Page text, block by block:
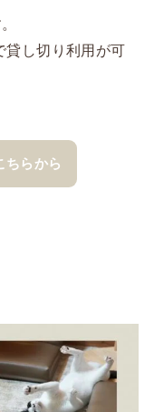
貸し切り利用が可
ちらから